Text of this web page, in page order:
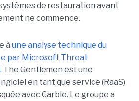
de restauration avant
ne commence.
à une analyse technique du
par Microsoft Threat
. The Gentlemen est une
en tant que service (RaaS)
avec Garble. Le groupe a